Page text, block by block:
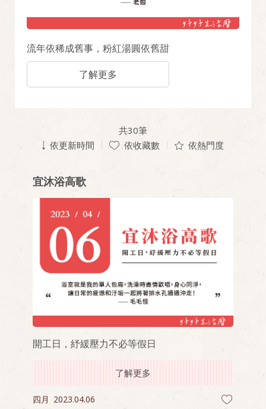
流年依稀成舊事，粉紅湯圓依舊甜
了解更多
共30筆
依更新時間
依收藏數 依熱門度
宜沐浴高歌
開工日，紓緩壓力不必等假日
了解更多
四月 2023.04.06